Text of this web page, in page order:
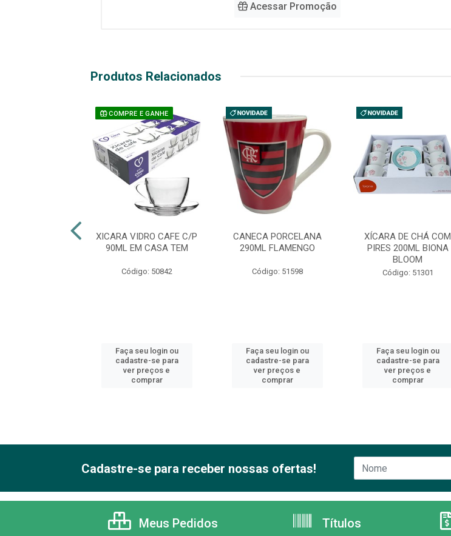
Acessar Promoção
Produtos Relacionados
COMPRE E GANHE
XICARA VIDRO CAFE C/P
90ML EM CASA TEM
Código: 50842
Faça seu login ou
cadastre-se para
ver preços e
comprar
CANECA PORCELANA
290ML FLAMENGO
Código: 51598
Faça seu login ou
cadastre-se para
ver preços e
comprar
XÍCARA DE CHÁ COM
PIRES 200ML BIONA
BLOOM
Código: 51301
Faça seu login ou
cadastre-se para
ver preços e
comprar
Cadastre-se para receber nossas ofertas!
Meus Pedidos Títulos